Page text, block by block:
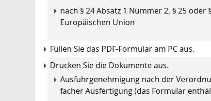
nach § 24 Absatz 1 Nummer 2, § 25
Europäischen Union
Füllen Sie das PDF-Formular am PC aus.
Drucken Sie die Dokumente aus.
Ausfuhrgenehmigung nach der
facher Ausfertigung (das Formular